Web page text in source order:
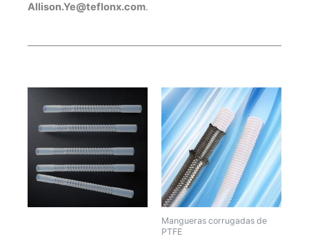
Allison.Ye@teflonx.com.
Mangueras corrugadas de
PTFE